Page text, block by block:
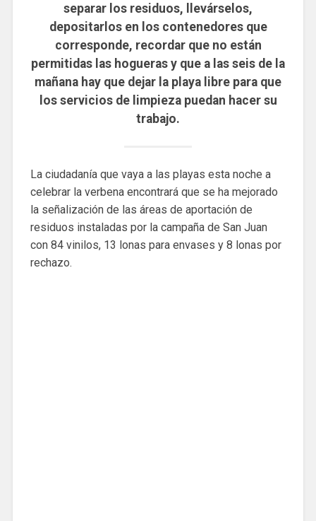
separar los residuos, llevárselos,
depositarlos en los contenedores que
corresponde, recordar que no están
permitidas las hogueras y que a las seis de la
mañana hay que dejar la playa libre para que
los servicios de limpieza puedan hacer su
trabajo.
La ciudadanía que vaya a las playas esta noche a
celebrar la verbena encontrará que se ha mejorado
la señalización de las áreas de aportación de
residuos instaladas por la campaña de San Juan
con 84 vinilos, 13 lonas para envases y 8 lonas por
rechazo.